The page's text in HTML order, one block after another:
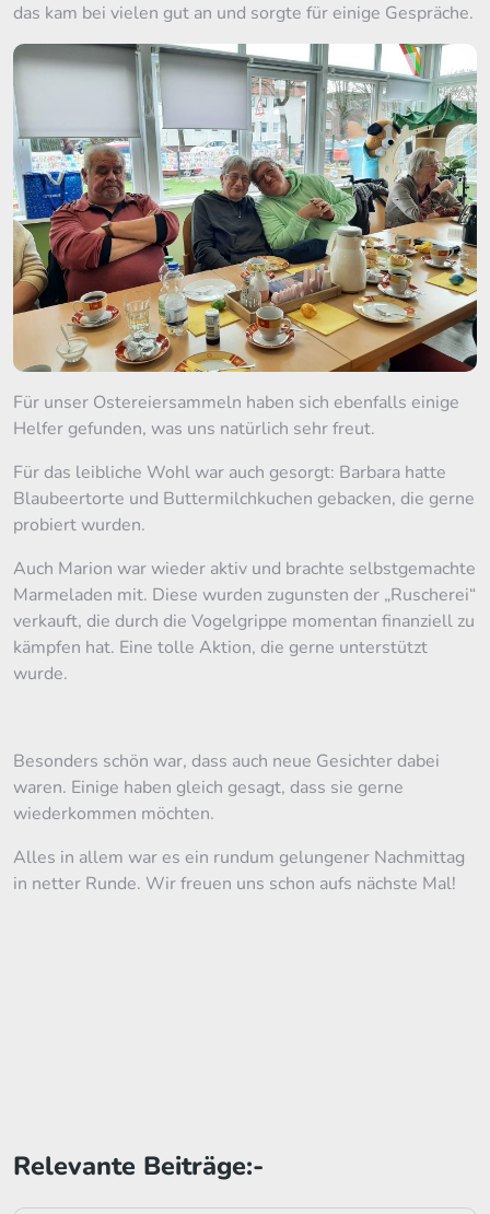
das kam bei vielen gut an und sorgte für einige Gespräche.
Für unser Ostereiersammeln haben sich ebenfalls einige
Helfer gefunden, was uns natürlich sehr freut.
Für das leibliche Wohl war auch gesorgt: Barbara hatte
Blaubeertorte und Buttermilchkuchen gebacken, die gerne
probiert wurden.
Auch Marion war wieder aktiv und brachte selbstgemachte
Marmeladen mit. Diese wurden zugunsten der „Ruscherei“
verkauft, die durch die Vogelgrippe momentan finanziell zu
kämpfen hat. Eine tolle Aktion, die gerne unterstützt
wurde.
Besonders schön war, dass auch neue Gesichter dabei
waren. Einige haben gleich gesagt, dass sie gerne
wiederkommen möchten.
Alles in allem war es ein rundum gelungener Nachmittag
in netter Runde. Wir freuen uns schon aufs nächste Mal!
Relevante Beiträge:-